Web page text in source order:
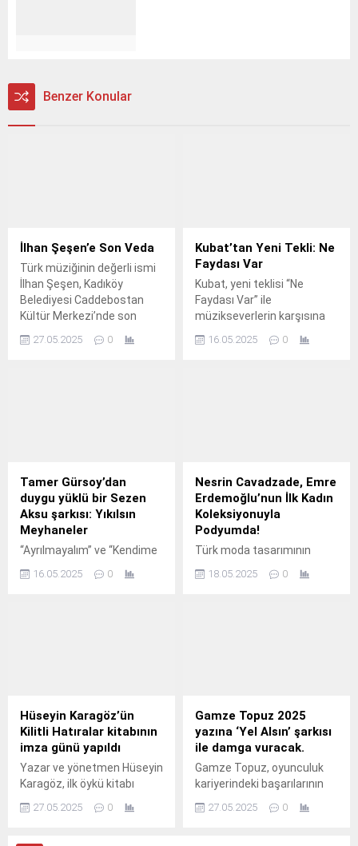
Benzer Konular
İlhan Şeşen’e Son Veda
Türk müziğinin değerli ismi
İlhan Şeşen, Kadıköy
Belediyesi Caddebostan
Kültür Merkezi’nde son
27.05.2025 0
Kubat’tan Yeni Tekli: Ne
Faydası Var
Kubat, yeni teklisi “Ne
Faydası Var” ile
müzikseverlerin karşısına
16.05.2025 0
Tamer Gürsoy’dan
duygu yüklü bir Sezen
Aksu şarkısı: Yıkılsın
Meyhaneler
“Ayrılmayalım” ve “Kendime
dikkatleri üzerine çeken
16.05.2025 0
Nesrin Cavadzade, Emre
Erdemoğlu’nun İlk Kadın
Koleksiyonuyla
Podyumda!
Türk moda tasarımının
Erdemoğlu, yıllardır erkek
18.05.2025 0
Hüseyin Karagöz’ün
Kilitli Hatıralar kitabının
imza günü yapıldı
Yazar ve yönetmen Hüseyin
Karagöz, ilk öykü kitabı
dünyasına giriş yaptı.
27.05.2025 0
Gamze Topuz 2025
yazına ‘Yel Alsın’ şarkısı
ile damga vuracak.
Gamze Topuz, oyunculuk
kariyerindeki başarılarının
"Yel Alsın" adlı şarkısıyla
27.05.2025 0